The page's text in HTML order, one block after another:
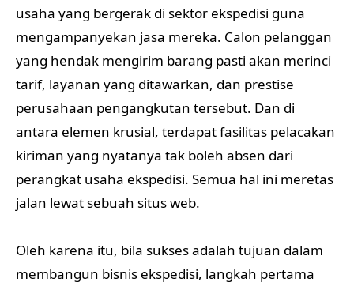
usaha yang bergerak di sektor ekspedisi guna
mengampanyekan jasa mereka. Calon pelanggan
yang hendak mengirim barang pasti akan merinci
tarif, layanan yang ditawarkan, dan prestise
perusahaan pengangkutan tersebut. Dan di
antara elemen krusial, terdapat fasilitas pelacakan
kiriman yang nyatanya tak boleh absen dari
perangkat usaha ekspedisi. Semua hal ini meretas
jalan lewat sebuah situs web.
Oleh karena itu, bila sukses adalah tujuan dalam
membangun bisnis ekspedisi, langkah pertama